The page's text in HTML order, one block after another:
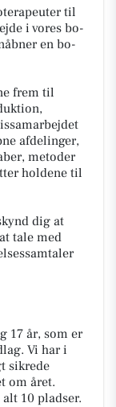
til
i vores bo-
en bo-
frem til
afdelinger,
metoder
holdene til
dig at
tale med
17 år, som er
Vi har i
sikrede
om året.
10 pladser.